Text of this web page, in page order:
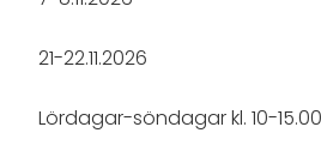
21-22.11.2026
Lördagar-söndagar kl. 10-15.00